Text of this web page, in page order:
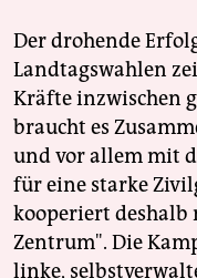
Der drohende
Landtagswahlen
Kräfte inzwischen
braucht es
und vor allem mit
für eine starke
kooperiert
Zentrum". Die
linke,